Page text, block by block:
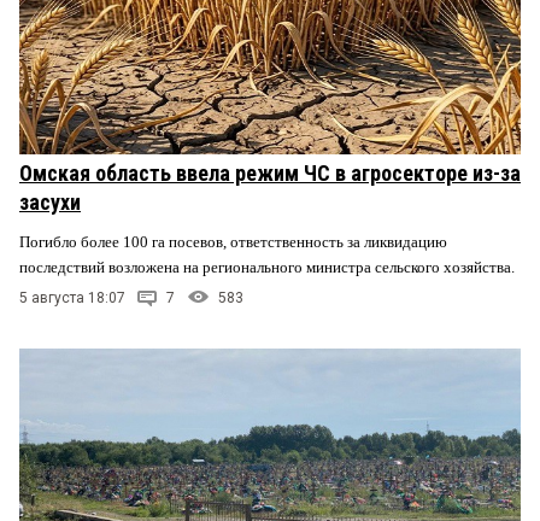
Омская область ввела режим ЧС в агросекторе из-за
засухи
Погибло более 100 га посевов, ответственность за ликвидацию
последствий возложена на регионального министра сельского хозяйства.
5 августа 18:07 7 583